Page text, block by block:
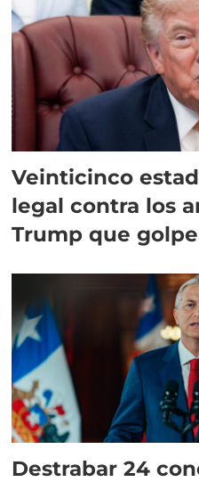
Veinticinco
legal contra los
Trump que
Destrabar 24